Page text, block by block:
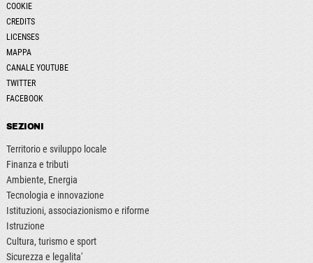
COOKIE
CREDITS
LICENSES
MAPPA
CANALE YOUTUBE
TWITTER
FACEBOOK
SEZIONI
Territorio e sviluppo locale
Finanza e tributi
Ambiente, Energia
Tecnologia e innovazione
Istituzioni, associazionismo e riforme
Istruzione
Cultura, turismo e sport
Sicurezza e legalita'